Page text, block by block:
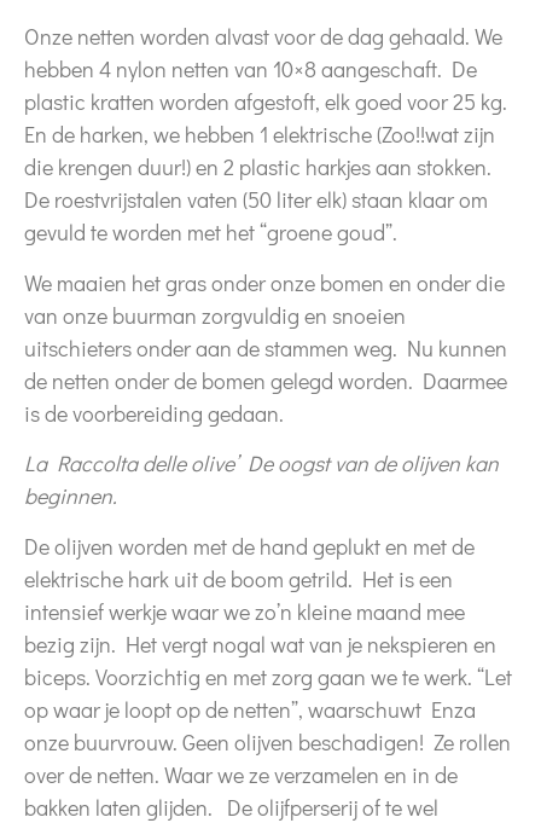
Onze netten worden alvast voor de dag gehaald. We
hebben 4 nylon netten van 10×8 aangeschaft. De
plastic kratten worden afgestoft, elk goed voor 25 kg.
En de harken, we hebben 1 elektrische (Zoo!!wat zijn
die krengen duur!) en 2 plastic harkjes aan stokken.
De roestvrijstalen vaten (50 liter elk) staan klaar om
gevuld te worden met het “groene goud”.
We maaien het gras onder onze bomen en onder die
van onze buurman zorgvuldig en snoeien
uitschieters onder aan de stammen weg. Nu kunnen
de netten onder de bomen gelegd worden. Daarmee
is de voorbereiding gedaan.
La Raccolta delle olive’ De oogst van de olijven kan
beginnen.
De olijven worden met de hand geplukt en met de
elektrische hark uit de boom getrild. Het is een
intensief werkje waar we zo’n kleine maand mee
bezig zijn. Het vergt nogal wat van je nekspieren en
biceps. Voorzichtig en met zorg gaan we te werk. “Let
op waar je loopt op de netten”, waarschuwt Enza
onze buurvrouw. Geen olijven beschadigen! Ze rollen
over de netten. Waar we ze verzamelen en in de
bakken laten glijden. De olijfperserij of te wel